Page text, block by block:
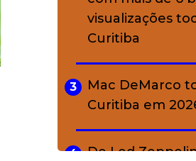
visualizações
Curitiba
3
Mac DeMarco
Curitiba em
4
De Led